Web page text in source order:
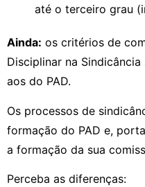
até o terceiro grau
Ainda: os critérios de
Disciplinar na
aos do PAD.
Os processos de
formação do PAD e,
a formação da sua
Perceba as diferenças: